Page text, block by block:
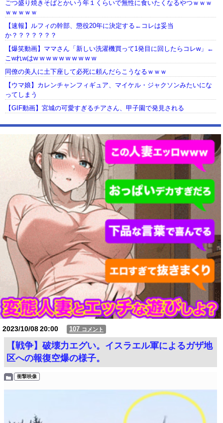
ごつ盛り焼きそばとかいう年１くらいで無性に食いたくなるやつｗｗｗ
ｗｗｗｗｗ
【速報】ルフィの幹部、懲役20年に決定する←コレは妥当
か？？？？？？？
【爆笑動画】ママさん「新しい洗濯機買って1発目に回したらコレw」←
こwれwはw w w w w w w w w w
同僚の美人に土下座して必死に頼んだらこうなるｗｗｗ
【ウマ娘】カレンチャンフィギュア、マイケル・ジャクソンみたいにな
ってしまう
【GIF動画】宮城の可愛すぎるチアさん、甲子園で発見される
【動画】USJの禁止エリアに子どもたちが続々乱入 → スタッフが注意し
ても止まらない事態に
Powered by livedoor 相互RSS
2023/10/0820:00 107 コメント
【戦争】破壊力エグい。イスラエル軍によるガザ地
区への報復空爆の様子。
衝撃映像